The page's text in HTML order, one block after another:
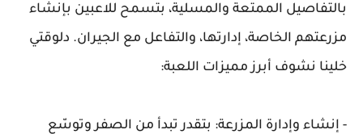
بالتفاصيل الممتعة والمسلية، بتسمح للاعبين بإنشاء
مزرعتهم الخاصة، إدارتها، والتفاعل مع الجيران. دلوقتي
خلينا نشوف أبرز مميزات اللعبة:
- إنشاء وإدارة المزرعة: بتقدر تبدأ من الصفر وتوسّع